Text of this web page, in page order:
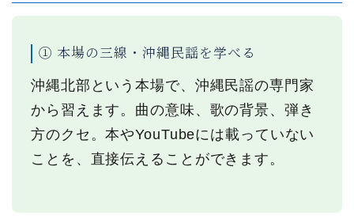
① 本場の三線・沖縄民謡を学べる
沖縄北部という本場で、沖縄民謡の専門家
から習えます。曲の意味、歌の背景、弾き
方のクセ。本やYouTubeには載っていない
ことを、直接伝えることができます。